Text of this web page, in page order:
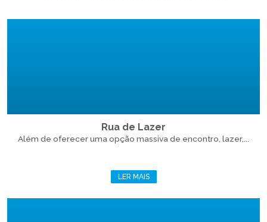
Rua de Lazer
Além de oferecer uma opção massiva de encontro, lazer,...
LER MAIS